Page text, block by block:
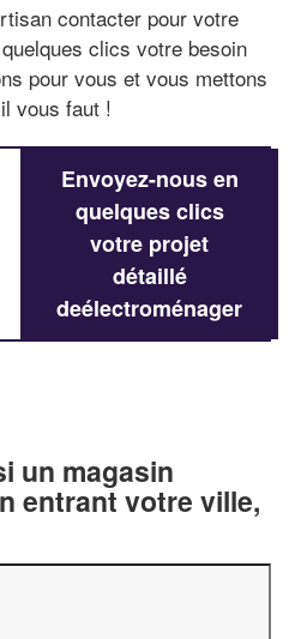
contacter pour votre
clics votre besoin
pour vous et vous mettons
vous faut !
Envoyez-nous en
quelques clics
votre projet
détaillé
deélectroménager
un magasin
entrant votre ville,